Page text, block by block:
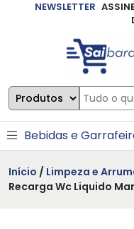
NEWSLETTER
Bebidas e
Início / Limpeza e
Recarga Wc Liquido